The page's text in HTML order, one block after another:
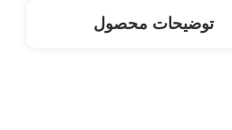
توضیحات محصول